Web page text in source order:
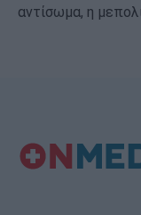
αντίσωμα, η